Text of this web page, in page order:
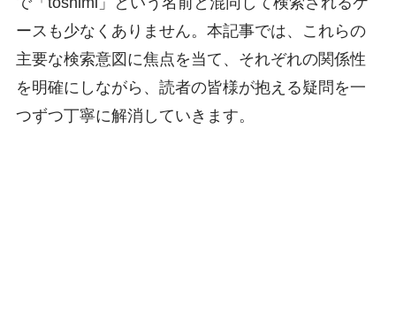
ースも少なくありません。本記事では、これらの
主要な検索意図に焦点を当て、それぞれの関係性
を明確にしながら、読者の皆様が抱える疑問を一
つずつ丁寧に解消していきます。